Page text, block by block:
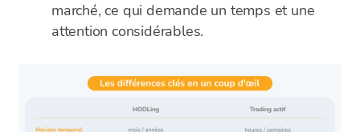
marché, ce qui demande un temps et une
attention considérables.